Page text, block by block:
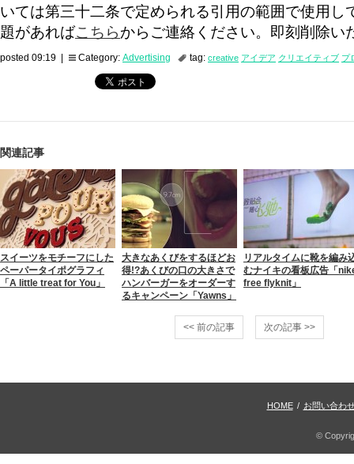
いては第三十二条で定められる引用の範囲で使用し
題があればこちらからご連絡ください。即刻削除い
posted 09:19 | Category: Advertising tag: creative アイデア クリエイティブ プ
関連記事
スイーツをモチーフにした
ペーパータイポグラフィ
「A little treat for You」
大きなあくびをするほどお
得!?あくびの口の大きさで
ハンバーガーをオーダーす
るキャンペーン「Yawns」
リアルタイムに靴を編み
むナイキの看板広告「
free flyknit」
<< 前の記事 次の記事 >>
HOME / お問い合わ
©